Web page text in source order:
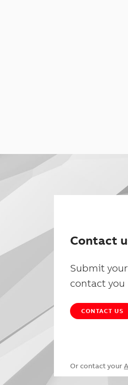
Contact
Submit
contact you
CONTACT US
Or contact your